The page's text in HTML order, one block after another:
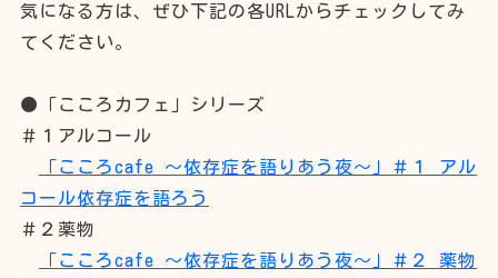
気になる方は、ぜひ下記の各URLからチェックしてみ
てください。
●「こころカフェ」シリーズ
＃１アルコール
「こころcafe ～依存症を語りあう夜～」＃１ アル
コール依存症を語ろう
＃２薬物
「こころcafe ～依存症を語りあう夜～」＃２ 薬物